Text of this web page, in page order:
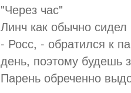
"Через час"
Линч как обычно
- Росс, - обратился к
день, поэтому будешь
Парень обреченно